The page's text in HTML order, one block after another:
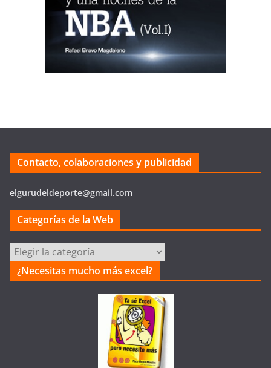
Contacto, colaboraciones y publicidad
elgurudeldeporte@gmail.com
Categorías de la Web
Categorías
la
¿Necesitas mucho más excel?